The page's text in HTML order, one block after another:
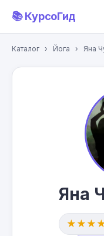
📚 КурсоГид
Каталог › Йога › Яна
Яна